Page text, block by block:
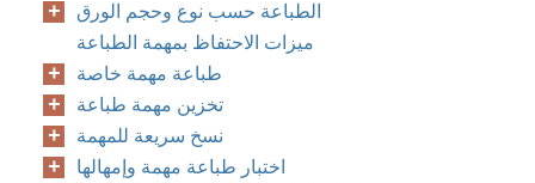
الطباعة حسب نوع وحجم الورق
ميزات الاحتفاظ بمهمة الطباعة
طباعة مهمة خاصة
تخزين مهمة طباعة
نسخ سريعة للمهمة
اختبار طباعة مهمة وإمهالها